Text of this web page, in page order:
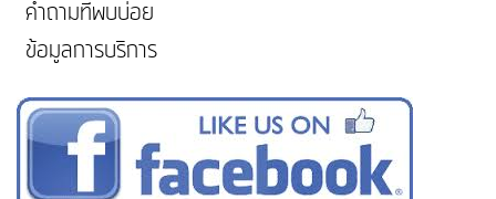
คำถามที่พบบ่อย
ข้อมูลการบริการ